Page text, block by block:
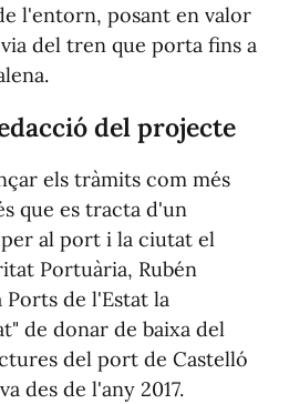
l'entorn, posant en valor
del tren que porta fins a
del projecte
els tràmits com més
que es tracta d'un
al port i la ciutat el
Portuària, Rubén
Ports de l'Estat la
de donar de baixa del
del port de Castelló
des de l'any 2017.